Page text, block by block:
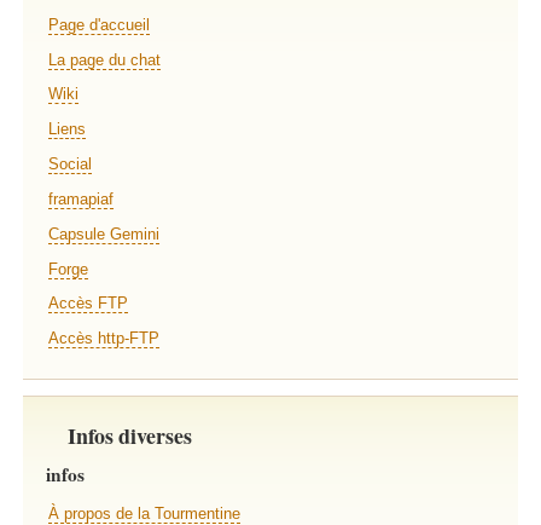
Page d'accueil
La page du chat
Wiki
Liens
Social
framapiaf
Capsule Gemini
Forge
Accès FTP
Accès http-FTP
Infos diverses
infos
À propos de la Tourmentine